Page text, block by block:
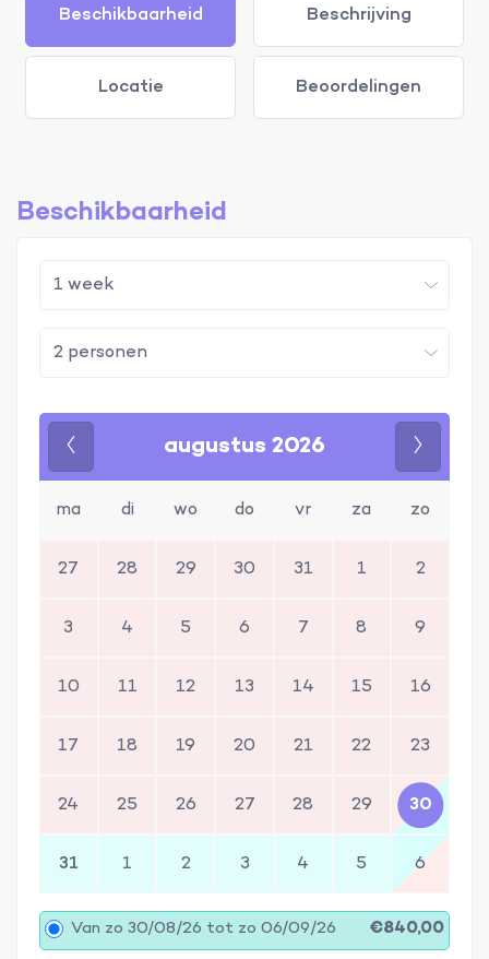
Beschikbaarheid Beschrijving
Locatie Beoordelingen
Beschikbaarheid
augustus 2026
ma di wo do vr za zo
27 28 29 30 31 1 2
3 4 5 6 7 8 9
10 11 12 13 14 15 16
17 18 19 20 21 22 23
24 25 26 27 28 29 30
31 1 2 3 4 5 6
Van zo 30/08/26 tot zo 06/09/26 €840,00